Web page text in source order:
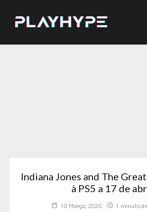
Indiana Jones and The
à PS5 a 17 de
10 Março, 2025 1 minuto